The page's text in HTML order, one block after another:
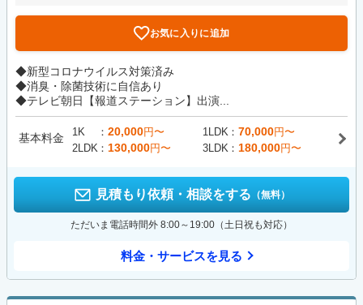
お気に入りに追加
◆新型コロナウイルス対策済み
◆消臭・除菌技術に自信あり
◆テレビ朝日【報道ステーション】出演...
基本料金 1K 20,000円〜 1LDK 70,000円〜
2LDK
130,000円〜 3LDK 180,000円〜
見積もり依頼・相談をする （無料）
ただいま電話時間外 8:00～19:00（土日祝も対応）
料金・サービスを見る